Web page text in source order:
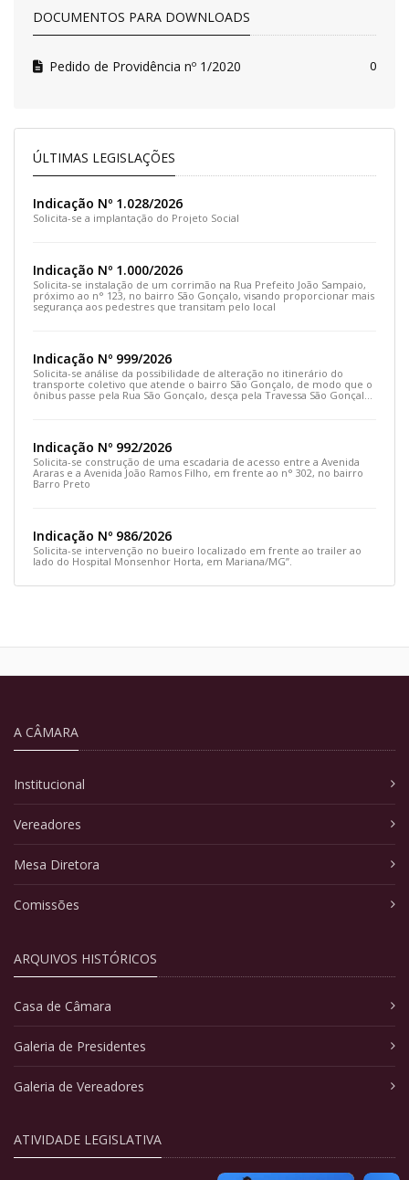
DOCUMENTOS PARA DOWNLOADS
Pedido de Providência nº 1/2020 0
ÚLTIMAS LEGISLAÇÕES
Indicação Nº 1.028/2026
Solicita-se a implantação do Projeto Social
Indicação Nº 1.000/2026
Solicita-se instalação de um corrimão na Rua Prefeito João Sampaio,
próximo ao n° 123, no bairro São Gonçalo, visando proporcionar mais
segurança aos pedestres que transitam pelo local
Indicação Nº 999/2026
Solicita-se análise da possibilidade de alteração no itinerário do
transporte coletivo que atende o bairro São Gonçalo, de modo que o
ônibus passe pela Rua São Gonçalo, desça pela Travessa São Gonçalo
Indicação Nº 992/2026
Solicita-se construção de uma escadaria de acesso entre a Avenida
Araras e a Avenida João Ramos Filho, em frente ao n° 302, no bairro
Barro Preto
Indicação Nº 986/2026
Solicita-se intervenção no bueiro localizado em frente ao trailer ao
lado do Hospital Monsenhor Horta, em Mariana/MG”.
A CÂMARA
Institucional
Vereadores
Mesa Diretora
Comissões
ARQUIVOS HISTÓRICOS
Casa de Câmara
Galeria de Presidentes
Galeria de Vereadores
ATIVIDADE LEGISLATIVA